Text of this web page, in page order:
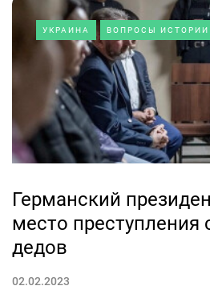
УКРАИНА ВОПРОСЫ ИСТОРИИ
Германский
место преступления
дедов
02.02.2023